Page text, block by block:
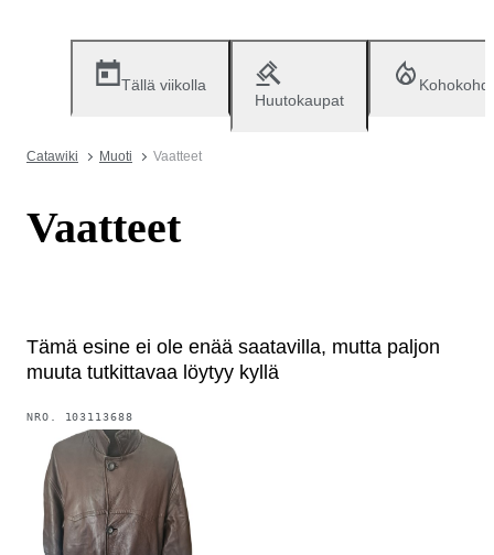
Tällä viikolla
Huutokaupat
Catawiki Muoti Vaatteet
Vaatteet
Tämä esine ei ole enää saatavilla, mutta paljon
muuta tutkittavaa löytyy kyllä
NRO. 103113688